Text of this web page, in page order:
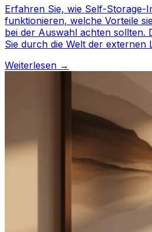
Erfahren Sie, wie Self-Storage-
funktionieren, welche Vorteile
bei der Auswahl achten sollten.
Sie durch die Welt der externen
Weiterlesen →